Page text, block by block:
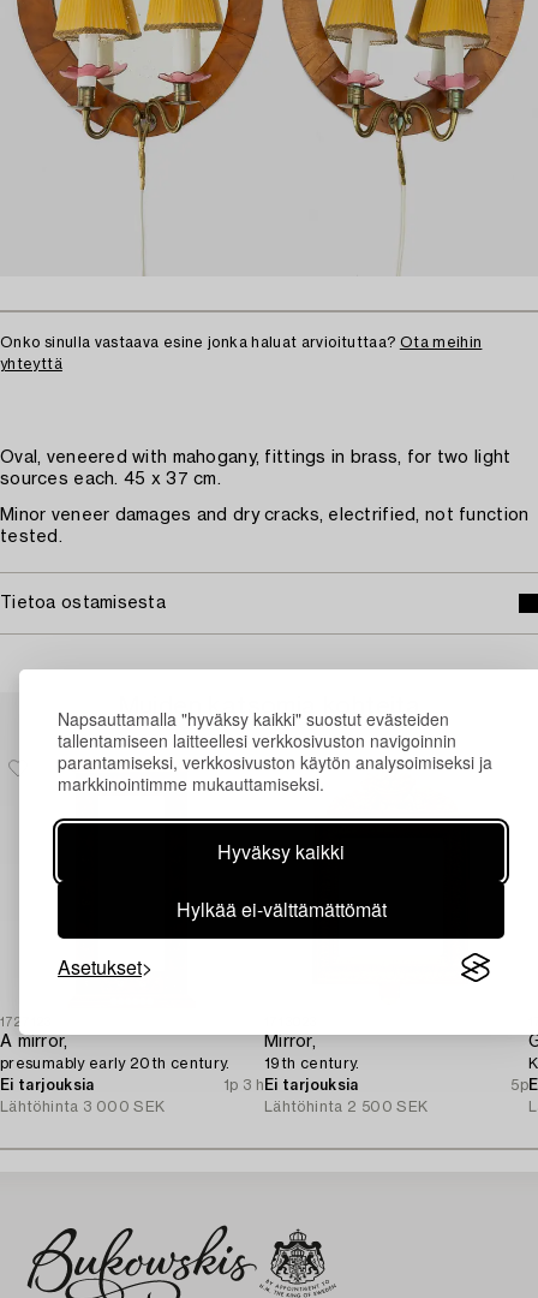
Napsauttamalla "hyväksy kaikki" suostut evästeiden
tallentamiseen laitteellesi verkkosivuston navigoinnin
parantamiseksi, verkkosivuston käytön analysoimiseksi ja
markkinointimme mukauttamiseksi.
Hyväksy kaikki
Hylkää ei-välttämättömät
Asetukset
Onko sinulla vastaava esine jonka haluat arvioituttaa? Ota meihin
yhteyttä
Oval, veneered with mahogany, fittings in brass, for two light
sources each. 45 x 37 cm.
Minor veneer damages and dry cracks, electrified, not function
tested.
Tietoa ostamisesta
Muiden katsomia kohteita
1727123
A mirror,
presumably early 20th century.
Ei tarjouksia
1p 3 h
Lähtöhinta 3 000 SEK
Mirror,
19th century.
Ei tarjouksia
5p
Lähtöhinta 2 500 SEK